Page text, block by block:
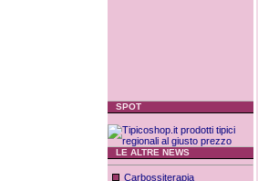
SPOT
LE ALTRE NEWS
Carbossiterapia